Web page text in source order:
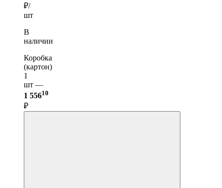
₽/
шт
В
наличии
Коробка
(картон)
1
шт —
1 55610
₽